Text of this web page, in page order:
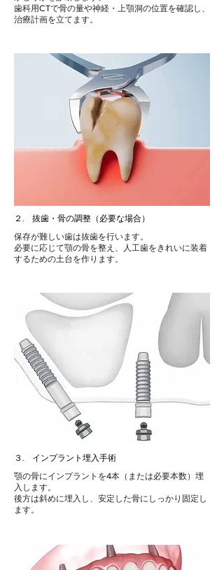
歯科用CTで骨の量や神経・上顎洞の位置を確認し、
治療計画を立てます。
２. 抜歯・骨の調整（必要な場合）
保存が難しい歯は抜歯を行います。
必要に応じて顎の骨を整え、人工歯をきれいに装着
するための土台を作ります。
３. インプラント埋入手術
顎の骨にインプラントを4本（または必要本数）埋
入します。
後方は斜めに埋入し、安定した骨にしっかり固定し
ます。